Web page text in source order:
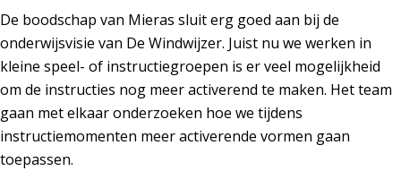
De boodschap van Mieras sluit erg goed aan bij de
onderwijsvisie van De Windwijzer. Juist nu we werken in
kleine speel- of instructiegroepen is er veel mogelijkheid
om de instructies nog meer activerend te maken. Het team
gaan met elkaar onderzoeken hoe we tijdens
instructiemomenten meer activerende vormen gaan
toepassen.